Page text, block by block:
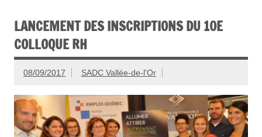
LANCEMENT DES INSCRIPTIONS DU 10E
COLLOQUE RH
08/09/2017 SADC Vallée-de-l'Or